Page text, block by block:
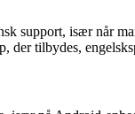
support, især når
der tilbydes,